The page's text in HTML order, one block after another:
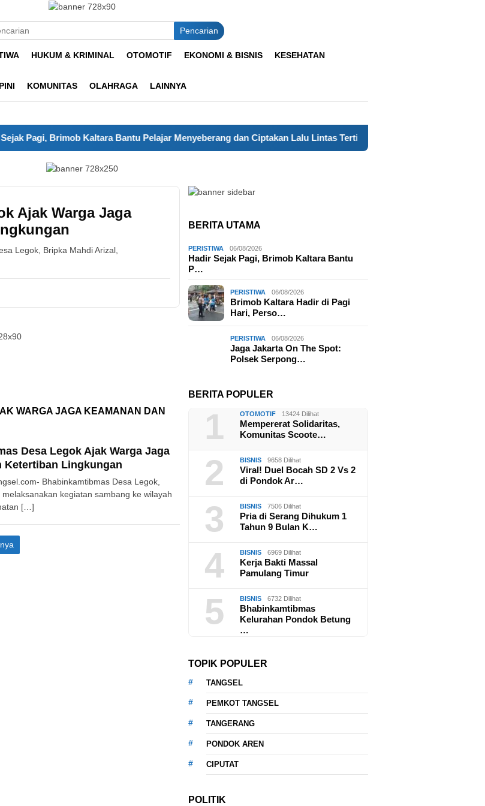
Pencarian
HUKUM & KRIMINAL OTOMOTIF EKONOMI & BISNIS KESEHATAN
KOMUNITAS OLAHRAGA LAINNYA
Brimob Kaltara Bantu Pelajar Menyeberang dan Ciptakan Lalu Lintas Tertib di Malinau
Ajak Warga Jaga
Legok, Bripka Mahdi Arizal,
WARGA JAGA KEAMANAN DAN
Desa Legok Ajak Warga Jaga
Ketertiban Lingkungan
Bhabinkamtibmas Desa Legok,
melaksanakan kegiatan sambang ke wilayah
[…]
BERITA UTAMA
PERISTIWA 06/08/2026
Hadir Sejak Pagi, Brimob Kaltara Bantu
P…
PERISTIWA 06/08/2026
Brimob Kaltara Hadir di Pagi
Hari, Perso…
PERISTIWA 06/08/2026
Jaga Jakarta On The Spot:
Polsek Serpong…
BERITA POPULER
1 OTOMOTIF 13424 Dilihat
Mempererat Solidaritas,
Komunitas Scoote…
2 BISNIS 9658 Dilihat
Viral! Duel Bocah SD 2 Vs 2
di Pondok Ar…
3 BISNIS 7506 Dilihat
Pria di Serang Dihukum 1
Tahun 9 Bulan K…
4 BISNIS 6969 Dilihat
Kerja Bakti Massal
Pamulang Timur
5 BISNIS 6732 Dilihat
Bhabinkamtibmas
Kelurahan Pondok Betung
…
TOPIK POPULER
TANGSEL
PEMKOT TANGSEL
TANGERANG
PONDOK AREN
CIPUTAT
POLITIK